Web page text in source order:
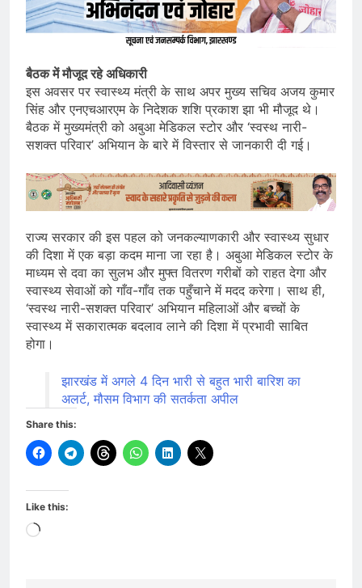
बैठक में मौजूद रहे अधिकारी
इस अवसर पर स्वास्थ्य मंत्री के साथ अपर मुख्य सचिव अजय कुमार
सिंह और एनएचआरएम के निदेशक शशि प्रकाश झा भी मौजूद थे।
बैठक में मुख्यमंत्री को अबुआ मेडिकल स्टोर और ‘स्वस्थ नारी-
सशक्त परिवार’ अभियान के बारे में विस्तार से जानकारी दी गई।
राज्य सरकार की इस पहल को जनकल्याणकारी और स्वास्थ्य सुधार
की दिशा में एक बड़ा कदम माना जा रहा है। अबुआ मेडिकल स्टोर के
माध्यम से दवा का सुलभ और मुफ्त वितरण गरीबों को राहत देगा और
स्वास्थ्य सेवाओं को गाँव-गाँव तक पहुँचाने में मदद करेगा। साथ ही,
‘स्वस्थ नारी-सशक्त परिवार’ अभियान महिलाओं और बच्चों के
स्वास्थ्य में सकारात्मक बदलाव लाने की दिशा में प्रभावी साबित
होगा।
झारखंड में अगले 4 दिन भारी से बहुत भारी बारिश का
अलर्ट, मौसम विभाग की सतर्कता अपील
Share this:
Like this:
Loading…